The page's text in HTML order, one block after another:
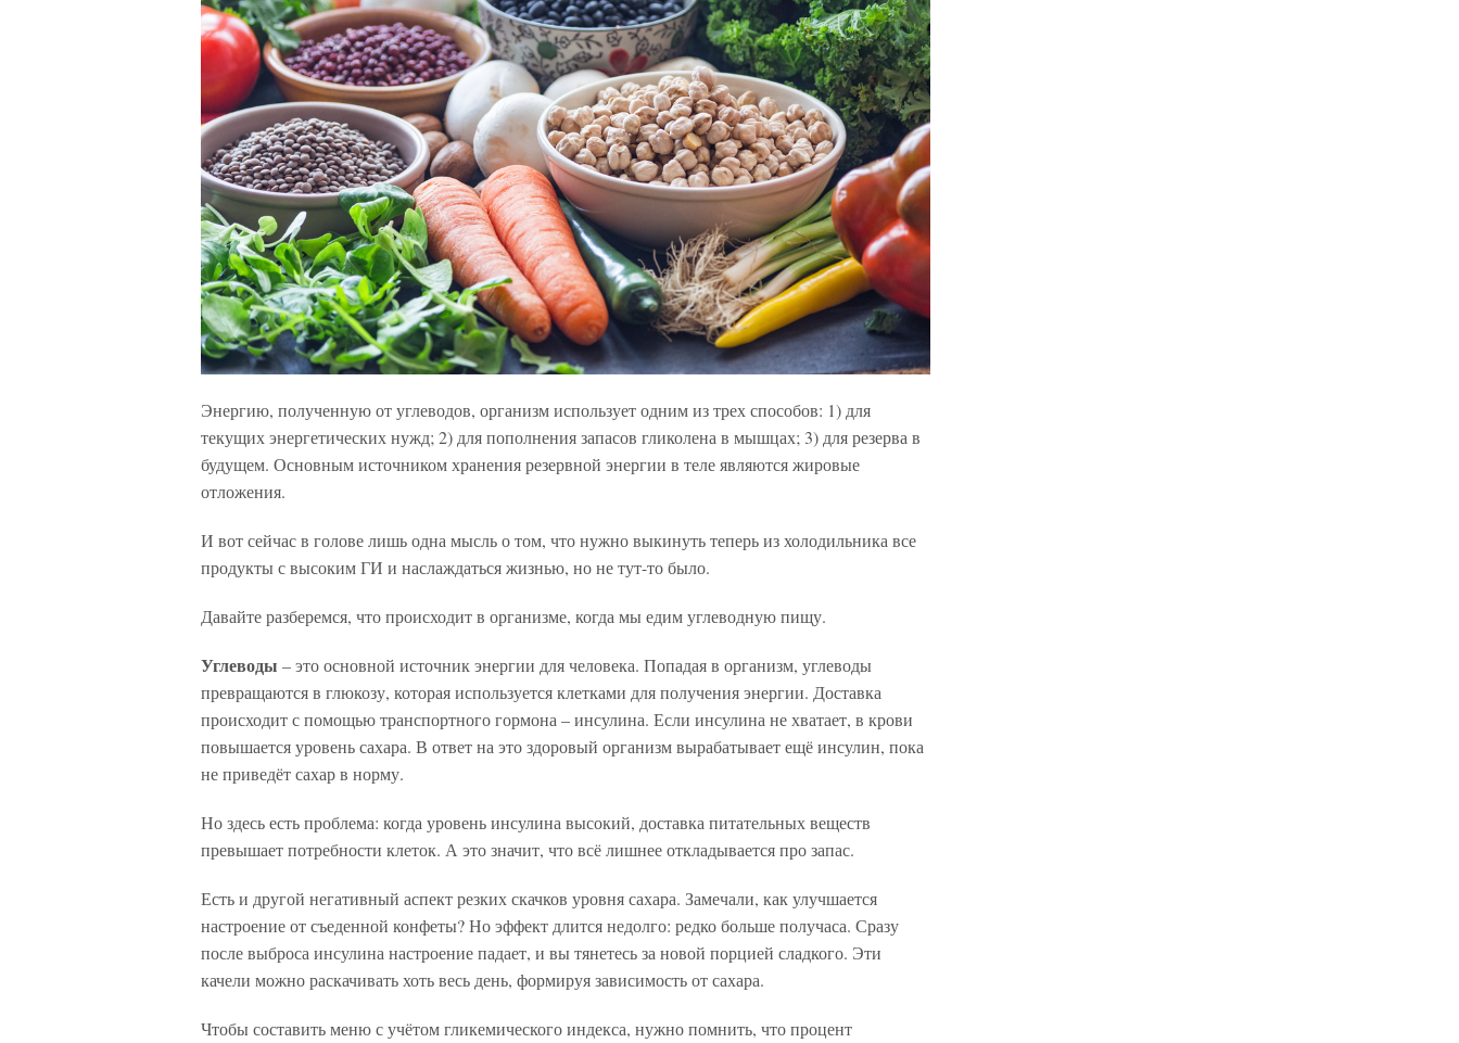
Энергию, полученную от углеводов, организм использует одним из трех способов: 1) для
текущих энергетических нужд; 2) для пополнения запасов гликолена в мышцах; 3) для резерва в
будущем. Основным источником хранения резервной энергии в теле являются жировые
отложения.
И вот сейчас в голове лишь одна мысль о том, что нужно выкинуть теперь из холодильника все
продукты с высоким ГИ и наслаждаться жизнью, но не тут-то было.
Давайте разберемся, что происходит в организме, когда мы едим углеводную пищу.
Углеводы – это основной источник энергии для человека. Попадая в организм, углеводы
превращаются в глюкозу, которая используется клетками для получения энергии. Доставка
происходит с помощью транспортного гормона – инсулина. Если инсулина не хватает, в крови
повышается уровень сахара. В ответ на это здоровый организм вырабатывает ещё инсулин, пока
не приведёт сахар в норму.
Но здесь есть проблема: когда уровень инсулина высокий, доставка питательных веществ
превышает потребности клеток. А это значит, что всё лишнее откладывается про запас.
Есть и другой негативный аспект резких скачков уровня сахара. Замечали, как улучшается
настроение от съеденной конфеты? Но эффект длится недолго: редко больше получаса. Сразу
после выброса инсулина настроение падает, и вы тянетесь за новой порцией сладкого. Эти
качели можно раскачивать хоть весь день, формируя зависимость от сахара.
Чтобы составить меню с учётом гликемического индекса, нужно помнить, что процент